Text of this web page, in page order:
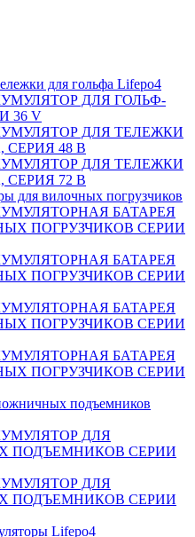
для гольфа Lifepo4
ДЛЯ ГОЛЬФ-
36 V
ДЛЯ ТЕЛЕЖКИ
СЕРИЯ 48 В
ДЛЯ ТЕЛЕЖКИ
СЕРИЯ 72 В
для вилочных погрузчиков
БАТАРЕЯ
ПОГРУЗЧИКОВ СЕРИИ
БАТАРЕЯ
ПОГРУЗЧИКОВ СЕРИИ
БАТАРЕЯ
ПОГРУЗЧИКОВ СЕРИИ
БАТАРЕЯ
ПОГРУЗЧИКОВ СЕРИИ
подъемников
ДЛЯ
ПОДЪЕМНИКОВ СЕРИИ
ДЛЯ
ПОДЪЕМНИКОВ СЕРИИ
Lifepo4